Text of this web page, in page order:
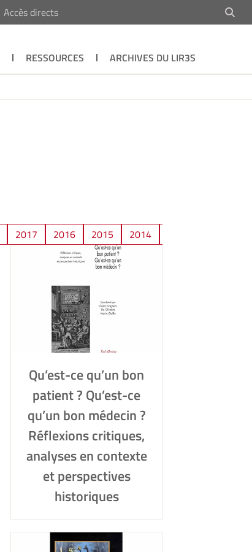
Accès directs
RESSOURCES
ARCHIVES DU LIR3S
2017 2016 2015 2014
Qu’est-ce qu’un bon
patient ? Qu’est-ce
qu’un bon médecin ?
Réflexions critiques,
analyses en contexte
et perspectives
historiques